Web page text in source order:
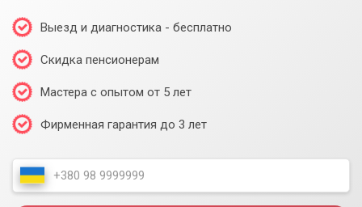
Выезд и диагностика - бесплатно
Скидка пенсионерам
Мастера с опытом от 5 лет
Фирменная гарантия до 3 лет